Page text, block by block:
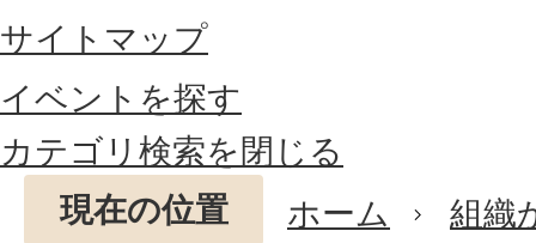
サイトマップ
イベントを探す
カテゴリ検索を閉じる
現在の位置
ホーム 組織